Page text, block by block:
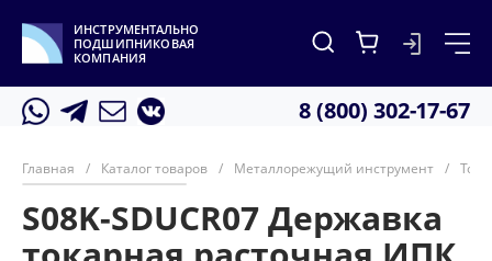
ИНСТРУМЕНТАЛЬНО
ПОДШИПНИКОВАЯ
КОМПАНИЯ
8 (800) 302-17-67
Главная / Каталог товаров / Металлорежущий инструмент /
S08K-SDUCR07 Державка